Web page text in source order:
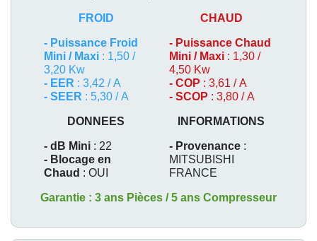
FROID
- Puissance Froid
Mini / Maxi : 1,50 /
3,20 Kw
- EER : 3,42 / A
- SEER : 5,30 / A
CHAUD
- Puissance Chaud
Mini / Maxi : 1,30 /
4,50 Kw
- COP : 3,61 / A
- SCOP : 3,80 / A
DONNEES
- dB Mini : 22
- Blocage en
Chaud : OUI
INFORMATIONS
- Provenance :
MITSUBISHI
FRANCE
Garantie : 3 ans Pièces / 5 ans Compresseur